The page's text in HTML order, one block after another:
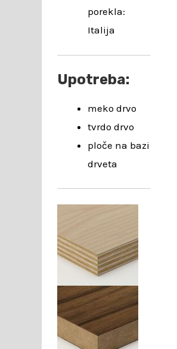
porekla:
Italija
Upotreba:
meko drvo
tvrdo drvo
ploče na bazi
drveta